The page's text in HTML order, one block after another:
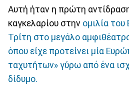
Αυτή ήταν η πρώτη
καγκελαρίου στην ομιλία
Τρίτη στο μεγάλο
όπου είχε προτείνει μία
ταχυτήτων» γύρω από ένα
δίδυμο.